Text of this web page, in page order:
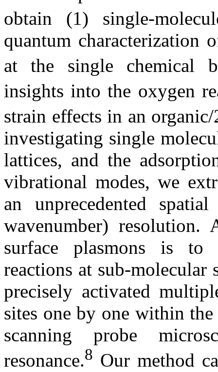
obtain (1) single-
quantum characterization
at the single chemical
insights into the oxygen
strain effects in an
investigating single
lattices, and the
vibrational modes, we
an unprecedented
wavenumber) resolution.
surface plasmons is to
reactions at sub-molecular
precisely activated
sites one by one within
scanning probe
resonance.8 Our method